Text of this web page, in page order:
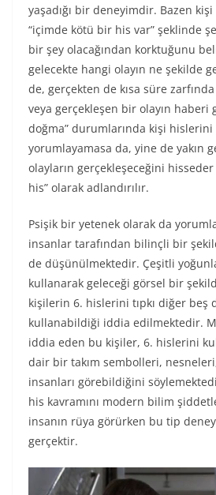
yaşadığı bir deneyimdir. Bazen
“içimde kötü bir his var” şeklinde
bir şey olacağından korktuğunu
gelecekte hangi olayın ne şekilde
de, gerçekten de kısa süre
veya gerçekleşen bir olayın haberi
doğma” durumlarında kişi
yorumlayamasa da, yine de yakın
olayların gerçekleşeceğini
his” olarak adlandırılır.
Psişik bir yetenek olarak da
insanlar tarafından bilinçli bir
de düşünülmektedir. Çeşitli
kullanarak geleceği görsel bir
kişilerin 6. hislerini tıpkı diğer beş
kullanabildiği iddia edilmektedir.
iddia eden bu kişiler, 6. hislerini
dair bir takım sembolleri,
insanları görebildiğini
his kavramını modern bilim
insanın rüya görürken bu tip
gerçektir.